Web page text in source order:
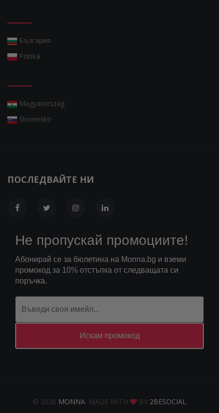
България
Polska
Magyarország
Slovensko
ПОСЛЕДВАЙТЕ НИ
Не пропускай промоциите!
Абонирай се за бюлетина на Monna.bg и вземи
промокод за 10% отстъпка от следващата си
поръчка.
Искам промокод
© 2026 MONNA. MADE WITH BY 2BESOCIAL